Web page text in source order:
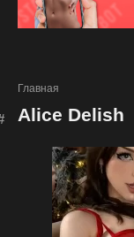
Главная
Alice Delish